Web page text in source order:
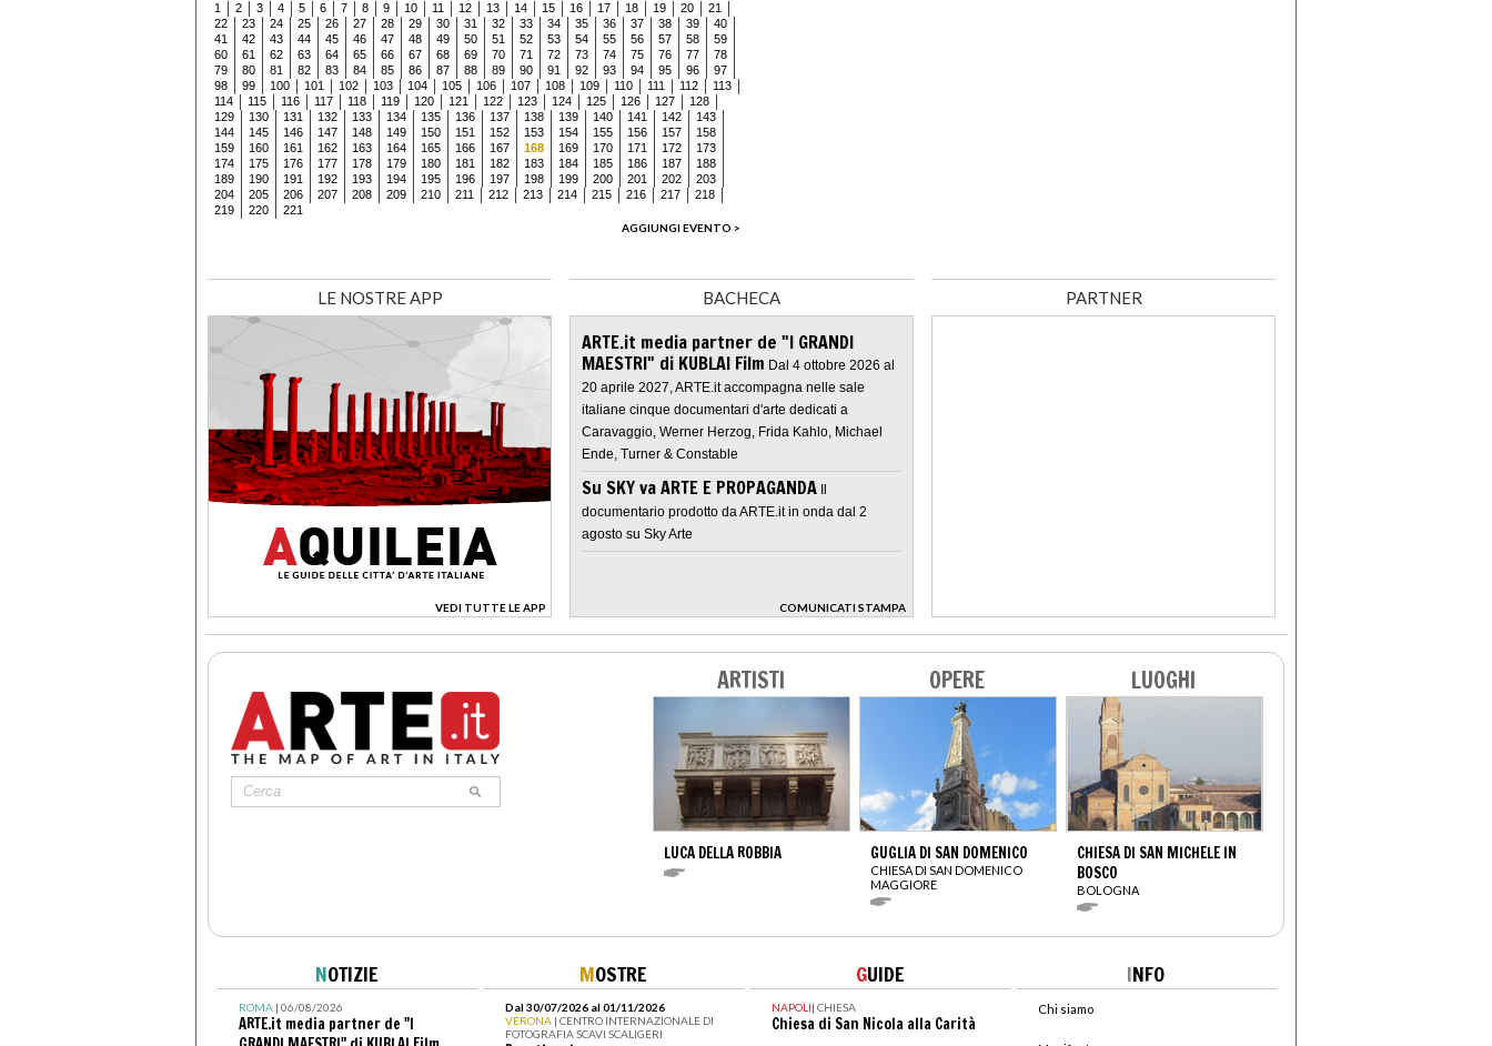
1 2 3 4 5 6 7 8 9 10 11 12 13 14 15 16 17 18 19 20
21
22
23 24 25 26 27 28 29 30 31 32 33 34 35 36 37 38 39
40
41
42 43 44 45 46 47 48 49 50 51 52 53 54 55 56 57 58
59
60
61 62 63 64 65 66 67 68 69 70 71 72 73 74 75 76 77
78
79
80 81 82 83 84 85 86 87 88 89 90 91 92 93 94 95 96
97
98
99 100 101 102 103 104 105 106 107 108 109 110 111 112
113
114
115 116 117 118 119 120 121 122 123 124 125 126 127
128
129
130 131 132 133 134 135 136 137 138 139 140 141 142
143
144
145 146 147 148 149 150 151 152 153 154 155 156 157
158
159
160 161 162 163 164 165 166 167 168 169 170 171 172
173
174
175 176 177 178 179 180 181 182 183 184 185 186 187
188
189
190 191 192 193 194 195 196 197 198 199 200 201 202
203
204
205 206 207 208 209 210 211 212 213 214 215 216 217
218
219
220
221
AGGIUNGI EVENTO >
LE NOSTRE APP
VEDI TUTTE LE APP
>
BACHECA
ARTE.it media partner de "I GRANDI
MAESTRI" di KUBLAI Film Dal 4 ottobre 2026 al
20 aprile 2027, ARTE.it accompagna nelle sale
italiane cinque documentari d'arte dedicati a
Caravaggio, Werner Herzog, Frida Kahlo, Michael
Ende, Turner & Constable
Su SKY va ARTE E PROPAGANDA Il
documentario prodotto da ARTE.it in onda dal 2
agosto su Sky Arte
COMUNICATI STAMPA
>
PARTNER
ARTISTI
LUCA DELLA ROBBIA
OPERE
GUGLIA DI SAN DOMENICO
CHIESA DI SAN DOMENICO
MAGGIORE
LUOGHI
CHIESA DI SAN MICHELE IN
BOSCO
BOLOGNA
NOTIZIE
ROMA| 06/08/2026
ARTE.it media partner de "I
MOSTRE
Dal 30/07/2026 al 01/11/2026
VERONA | CENTRO INTERNAZIONALE DI
FOTOGRAFIA SCAVI SCALIGERI
GUIDE
NAPOLI| CHIESA
Chiesa di San Nicola alla Carità
INFO
Chi siamo